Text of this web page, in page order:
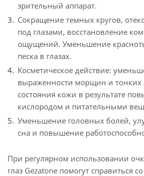
зрительный аппарат.
Сокращение темных кругов,
под глазами, восстановление
ощущений. Уменьшение
песка в глазах.
Косметическое действие:
выраженности морщин и
состояния кожи в результате
кислородом и питательными
Уменьшение головных болей,
сна и повышение
При регулярном использовании
глаз Gezatone помогут справиться